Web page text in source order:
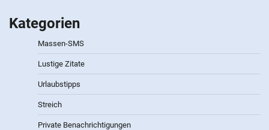
Kategorien
Massen-SMS
Lustige Zitate
Urlaubstipps
Streich
Private Benachrichtigungen